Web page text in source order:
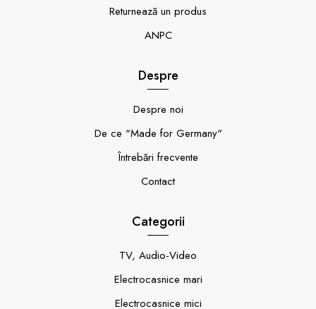
Returnează un produs
ANPC
Despre
Despre noi
De ce "Made for Germany"
Întrebări frecvente
Contact
Categorii
TV, Audio-Video
Electrocasnice mari
Electrocasnice mici